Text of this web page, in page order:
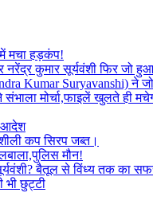
मचा हड़कंप!
कुमार सूर्यवंशी फिर जो
Kumar Suryavanshi) ने
मोर्चा,फाइलें खुलते ही
आदेश
कप सिरप जब्त।
मौन!
बैतूल से विंध्य तक का
छुट्टी